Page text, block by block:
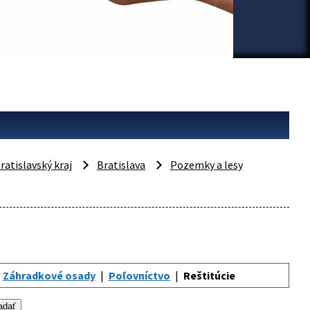
kraj Bratislava
Pozemky a lesy
Záhradkové osady Poľovníctvo Reštitúcie